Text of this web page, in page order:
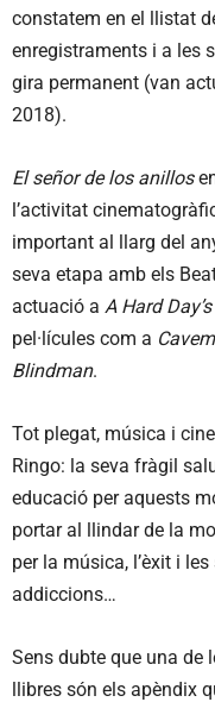
constatem en el llistat
enregistraments i a les
gira permanent (van
2018).
El señor de los anillos
l’activitat
important al llarg del
seva etapa amb els
actuació a A Hard
pel·lícules com a
Blindman.
Tot plegat, música i
Ringo: la seva fràgil
educació per aquests
portar al llindar de la
per la música, l’èxit i
addiccions…
Sens dubte que una de
llibres són els apèndix